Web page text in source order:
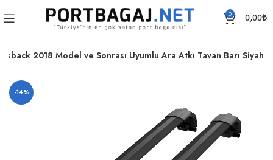
0 0,00₺
2018 Model ve Sonrası Uyumlu Ara Atkı Tavan Barı Siyah
-14%